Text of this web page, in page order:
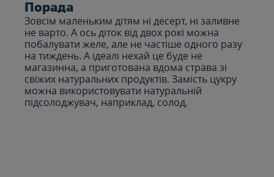
Порада
Зовсім маленьким дітям ні десерт, ні заливне
не варто. А ось діток від двох рокі можна
побалувати желе, але не частіше одного разу
на тиждень. А ідеалі нехай це буде не
магазинна, а приготована вдома страва зі
свіжих натуральних продуктів. Замість цукру
можна використовувати натуральній
підсолоджувач, наприклад, солод.